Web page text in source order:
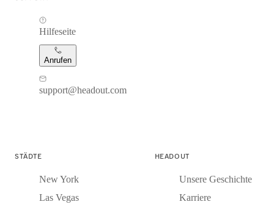
Hilfeseite
Anrufen
support@headout.com
STÄDTE
New York
Las Vegas
HEADOUT
Unsere Geschichte
Karriere